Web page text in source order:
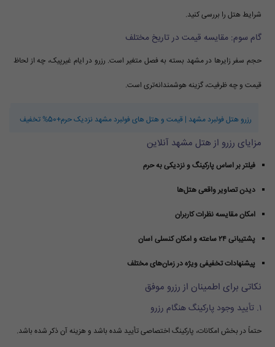
شرایط هتل را بررسی کنید.
گام سوم: مقایسه قیمت در تاریخ مختلف
حجم سفر زایرها در مشهد بسته به فصل متغیر است. رزرو در ایام غیرپیک، چه از لحاظ
قیمت و چه ظرفیت، گزینه هوشمندانه‌تری است.
رزرو هتل فولبرد مشهد | قیمت و هتل های فولبرد مشهد نزدیک حرم+50% تخفیف
مزایای رزرو از هتل مشهد آنلاین
فیلتر بر اساس پارکینگ و نزدیکی به حرم
دیدن تصاویر واقعی هتل‌ها
امکان مقایسه نظرات کاربران
پشتیبانی ۲۴ ساعته و امکان کنسلی آسان
پیشنهادات تخفیفی ویژه در زمان‌های مختلف
نکاتی برای اطمینان از رزرو موفق
۱. تأیید وجود پارکینگ هنگام رزرو
حتماً در بخش امکانات، پارکینگ اختصاصی تأیید شده باشد و هزینه آن ذکر شده باشد.